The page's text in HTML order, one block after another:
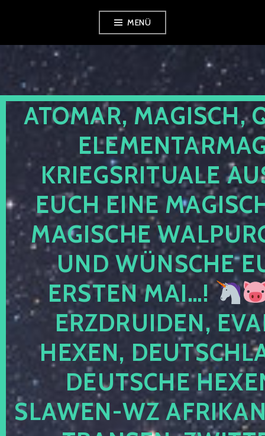
springen
MENÜ
ATOMAR, MAGISCH,
KRIEGSRITUALE
EUCH EINE
MAGISCHE
UND WÜNSCHE
ERSTEN MAI…!
ERZDRUIDEN,
HEXEN,
DEUTSCHE
SLAWEN-WZ